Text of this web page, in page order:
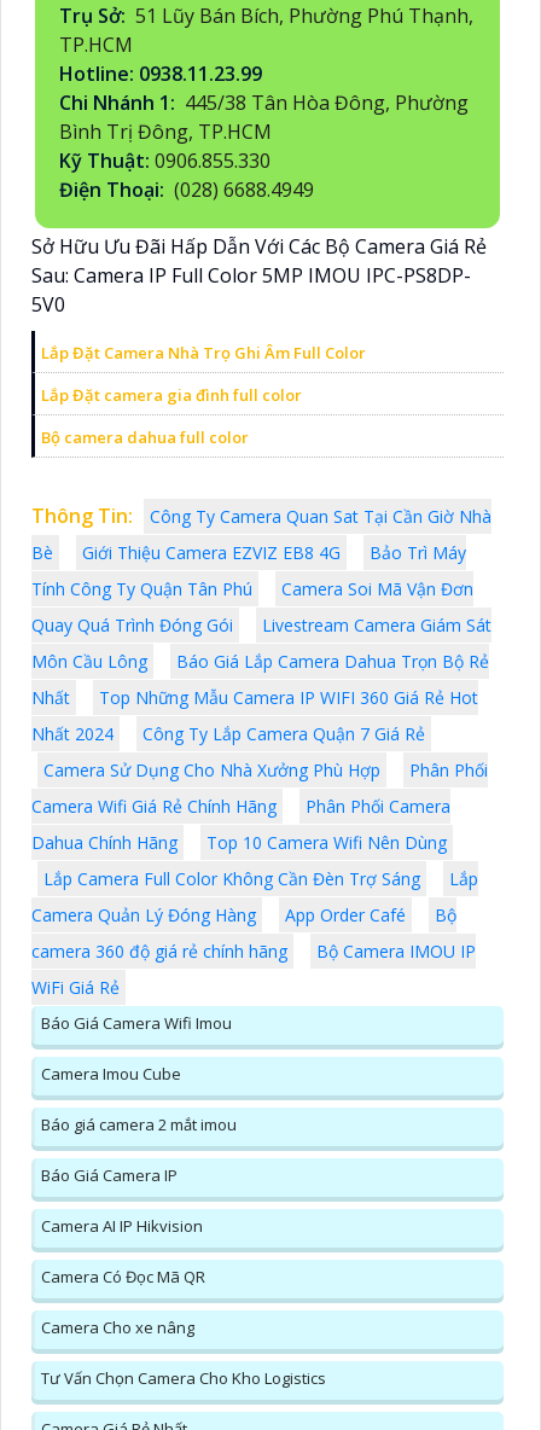
Trụ Sở: 51 Lũy Bán Bích, Phường Phú Thạnh,
TP.HCM
Hotline: 0938.11.23.99
Chi Nhánh 1: 445/38 Tân Hòa Đông, Phường
Bình Trị Đông, TP.HCM
Kỹ Thuật: 0906.855.330
Điện Thoại: (028) 6688.4949
Sở Hữu Ưu Đãi Hấp Dẫn Với Các Bộ Camera Giá Rẻ
Sau: Camera IP Full Color 5MP IMOU IPC-PS8DP-
5V0
Lắp Đặt Camera Nhà Trọ Ghi Âm Full Color
Lắp Đặt camera gia đình full color
Bộ camera dahua full color
Thông Tin:
Công Ty Camera Quan Sat Tại Cần Giờ Nhà
Bè
Giới Thiệu Camera EZVIZ EB8 4G
Bảo Trì Máy
Tính Công Ty Quận Tân Phú
Camera Soi Mã Vận Đơn
Quay Quá Trình Đóng Gói
Livestream Camera Giám Sát
Môn Cầu Lông
Báo Giá Lắp Camera Dahua Trọn Bộ Rẻ
Nhất
Top Những Mẫu Camera IP WIFI 360 Giá Rẻ Hot
Nhất 2024
Công Ty Lắp Camera Quận 7 Giá Rẻ
Camera Sử Dụng Cho Nhà Xưởng Phù Hợp
Phân Phối
Camera Wifi Giá Rẻ Chính Hãng
Phân Phối Camera
Dahua Chính Hãng
Top 10 Camera Wifi Nên Dùng
Lắp Camera Full Color Không Cần Đèn Trợ Sáng
Lắp
Camera Quản Lý Đóng Hàng
App Order Café
Bộ
camera 360 độ giá rẻ chính hãng
Bộ Camera IMOU IP
WiFi Giá Rẻ
Báo Giá Camera Wifi Imou
Camera Imou Cube
Báo giá camera 2 mắt imou
Báo Giá Camera IP
Camera AI IP Hikvision
Camera Có Đọc Mã QR
Camera Cho xe nâng
Tư Vấn Chọn Camera Cho Kho Logistics